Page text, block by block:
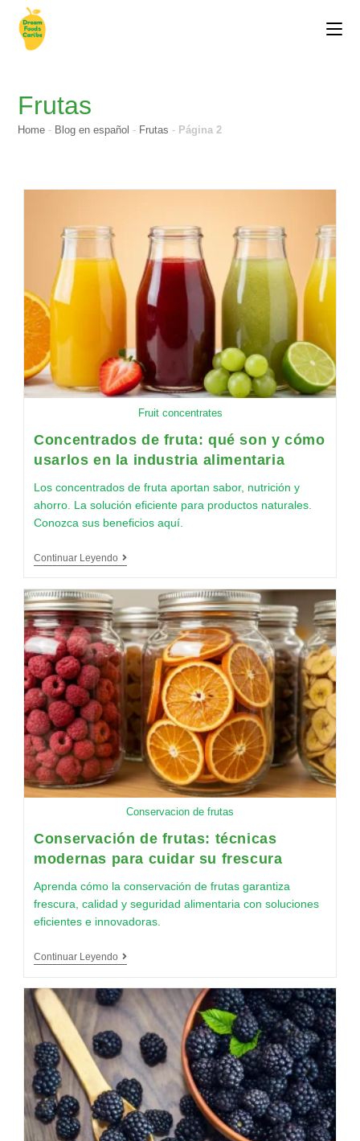
Frutas
Home - Blog en español - Frutas - Página 2
Fruit concentrates
Concentrados de fruta: qué son y cómo
usarlos en la industria alimentaria
Los concentrados de fruta aportan sabor, nutrición y
ahorro. La solución eficiente para productos naturales.
Conozca sus beneficios aquí.
Continuar Leyendo
Conservacion de frutas
Conservación de frutas: técnicas
modernas para cuidar su frescura
Aprenda cómo la conservación de frutas garantiza
frescura, calidad y seguridad alimentaria con soluciones
eficientes e innovadoras.
Continuar Leyendo